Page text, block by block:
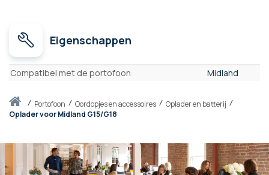
Thuisportofoon Oordopjes en accessoires
Oplader en batterij
Oplader voor Midland G15/G18
Eigenschappen
Eigenschappen
Compatibel met de portofoon Midland